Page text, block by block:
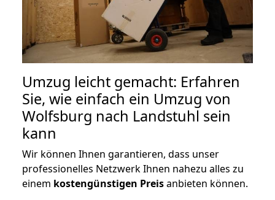
Umzug leicht gemacht: Erfahren
Sie, wie einfach ein Umzug von
Wolfsburg nach Landstuhl sein
kann
Wir können Ihnen garantieren, dass unser
professionelles Netzwerk Ihnen nahezu alles zu
einem kostengünstigen Preisanbieten können.